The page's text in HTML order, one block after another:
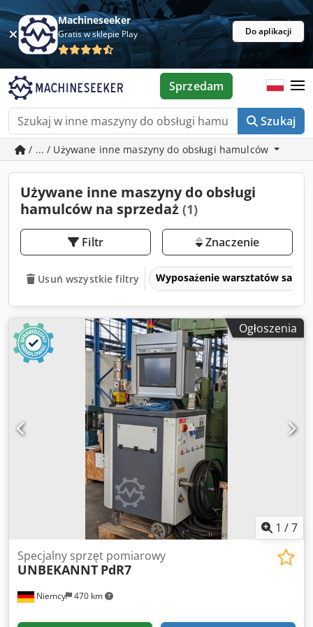
Machineseeker
Gratis w sklepie Play Do aplikacji
Szukaj
Sprzedam
/ ... / Używane inne maszyny do obsługi hamulców
Używane inne maszyny do obsługi
hamulców na sprzedaż (1)
Filtr Znaczenie
Usuń wszystkie filtry Wyposażenie warsztatów
Ogłoszenia
1 /7
Niemcy 470 km
Specjalny sprzęt pomiarowy
UNBEKANNT PdR7